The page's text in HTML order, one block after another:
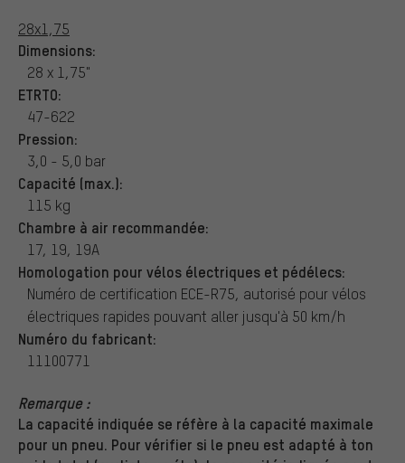
28x1,75
Dimensions:
28 x 1,75"
ETRTO:
47-622
Pression:
3,0 - 5,0 bar
Capacité (max.):
115 kg
Chambre à air recommandée:
17, 19, 19A
Homologation pour vélos électriques et pédélecs:
Numéro de certification ECE-R75, autorisé pour vélos
électriques rapides pouvant aller jusqu'à 50 km/h
Numéro du fabricant:
11100771
Remarque :
La capacité indiquée se réfère à la capacité maximale
pour un pneu. Pour vérifier si le pneu est adapté à ton